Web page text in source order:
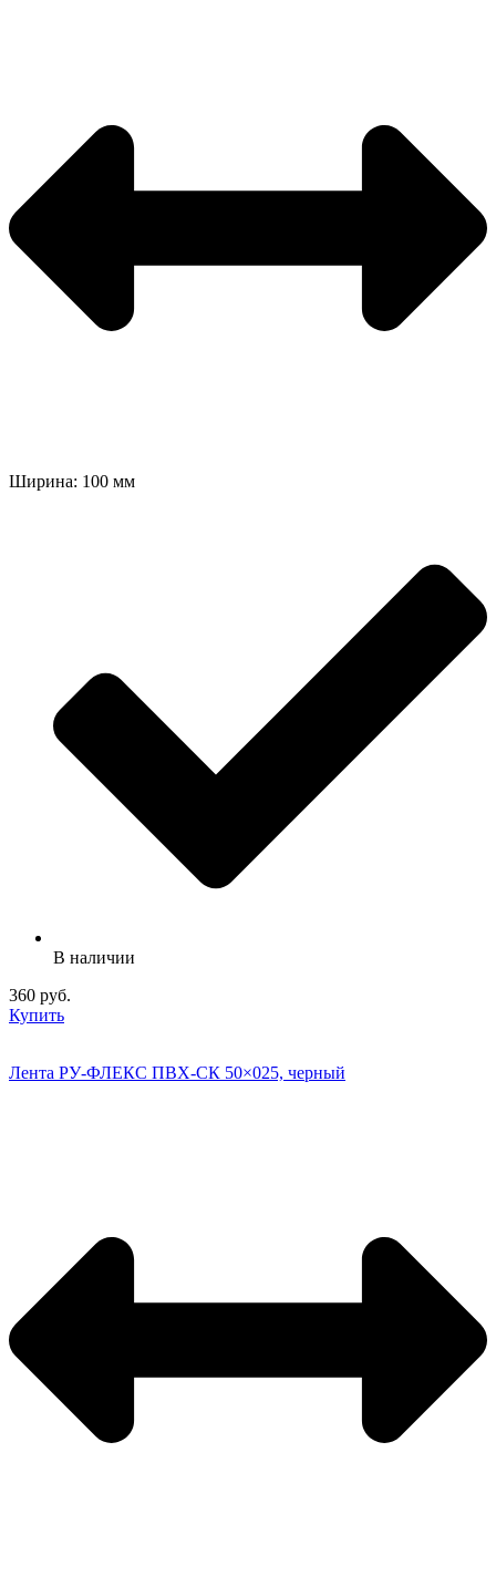
Ширина: 100 мм
В наличии
360 руб.
Купить
Лента РУ-ФЛЕКС ПВХ-СК 50×025, черный